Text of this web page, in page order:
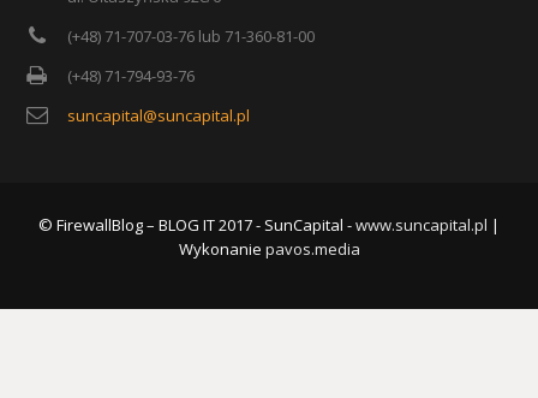
(+48) 71-707-03-76 lub 71-360-81-00
(+48) 71-794-93-76
suncapital@suncapital.pl
© FirewallBlog – BLOG IT 2017 - SunCapital -www.suncapital.pl |
Wykonanie pavos.media